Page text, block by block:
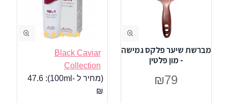
מברשת שיער פלקס גמישה
- מון פלטין
₪79
Black Caviar
Collection
(מחיר ל -100ml):
47.6
₪